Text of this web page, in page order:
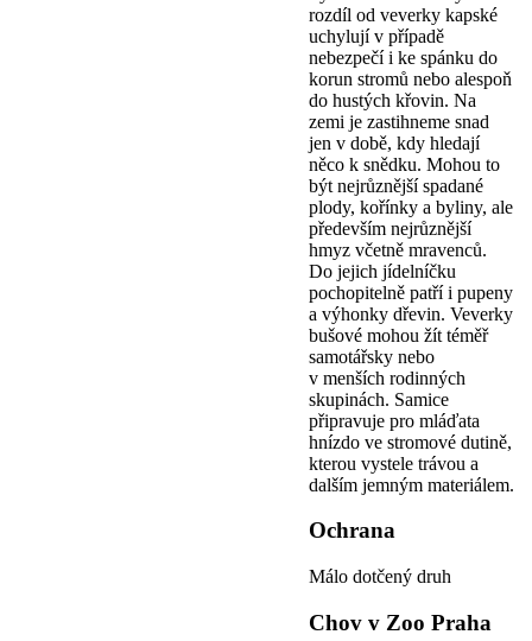
rozdíl od veverky kapské
uchylují v případě
nebezpečí i ke spánku do
korun stromů nebo alespoň
do hustých křovin. Na
zemi je zastihneme snad
jen v době, kdy hledají
něco k snědku. Mohou to
být nejrůznější spadané
plody, kořínky a byliny, ale
především nejrůznější
hmyz včetně mravenců.
Do jejich jídelníčku
pochopitelně patří i pupeny
a výhonky dřevin. Veverky
bušové mohou žít téměř
samotářsky nebo
v menších rodinných
skupinách. Samice
připravuje pro mláďata
hnízdo ve stromové dutině,
kterou vystele trávou a
dalším jemným materiálem.
Ochrana
Málo dotčený druh
Chov v Zoo Praha